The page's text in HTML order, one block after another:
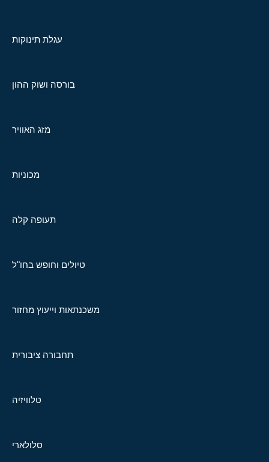
עגלת תינוקות
בורסה ושוק ההון
מזג האוויר
מכוניות
תעופה קלה
טיולים וחופש בחו"ל
משכנתאות וייעוץ מחזור
תחבורה ציבורית
טלוויזיה
סלולארי